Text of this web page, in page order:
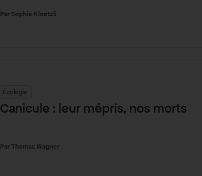
Sophie Kloetzli
Écologie
Canicule : leur mépris, nos morts
Thomas Wagner